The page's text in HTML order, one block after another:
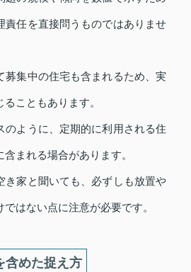
責任を直接問うものではありませ
募集中の住宅も含まれるため、実
こともあります。
のように、定期的に利用される住
まれる場合があります。
き家と聞いても、必ずしも放置や
はない点に注意が必要です。
含めた捉え方